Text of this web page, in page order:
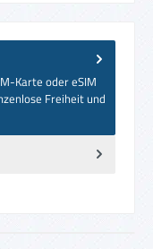
Karte oder eSIM
Freiheit und